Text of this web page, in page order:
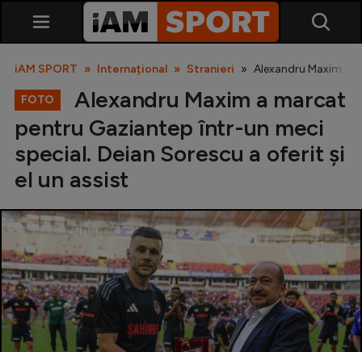
SuperLiga
Liga 2
Cupa României
Echipa Națională
U21
iAM SPORT Internațional Stranieri Alexandru Maxim a
FOTO
Alexandru Maxim a marcat
pentru Gaziantep într-un meci
special. Deian Sorescu a oferit și
el un assist